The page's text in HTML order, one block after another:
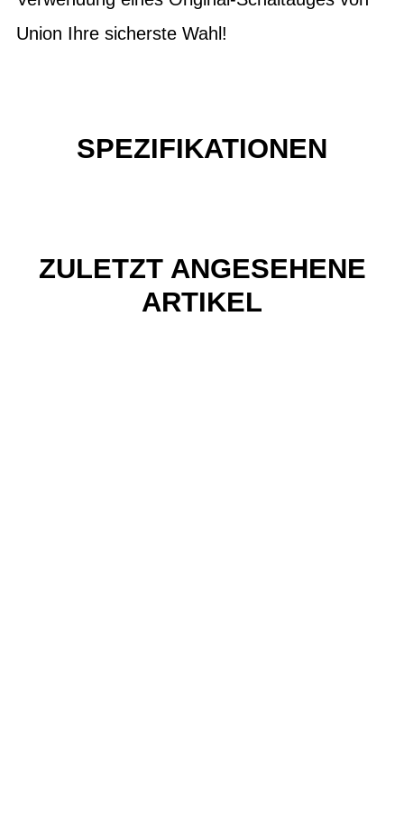
Union Ihre sicherste Wahl!
SPEZIFIKATIONEN
ZULETZT ANGESEHENE
ARTIKEL